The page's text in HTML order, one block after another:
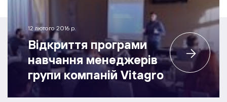
12 лютого 2016 р.
Відкриття програми
навчання менеджерів
групи компаній Vitagro